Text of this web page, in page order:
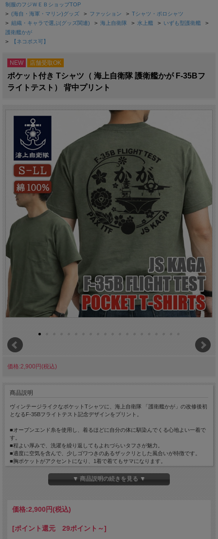
制服のフジＷＥＢショップTOP
> (海自・海軍・マリン)グッズ > ファッション > Tシャツ・ポロシャツ
> 組織・キャラで選ぶ(グッズ関連) > 海上自衛隊 > 水上艦 > いずも型護衛艦 >
護衛艦かが
> 【ネコポス可】
NEW 店舗受取OK
ポケット付き Tシャツ（ 海上自衛隊 護衛艦かが F-35Bフ
ライトテスト） 背中プリント
価格:2,900円(税込)
商品説明
ヴィンテージライクなポケットTシャツに、海上自衛隊 「護衛艦かが」の改修後初
となるF-35Bフライトテスト記念デザインをプリント。
■オープンエンド糸を使用し、着るほどに自分の体に馴染んでくる心地よい一着で
す。
■程よい厚みで、洗濯を繰り返してもよれづらいタフさが魅力。
■適度に空気を含んで、少しゴワつきのあるザックリとした風合いが特徴です。
■胸ポケットがアクセントになり、1着で着てもサマになります。
＜カラー＞
オリーブグリーン
＜素材＞
綿100%(6.2ozヘビーウェイトTシャツ)
S：身丈65・身幅47.5・肩幅43・袖丈18.5
▼ 商品説明の続きを見る ▼
価格:2,900円(税込)
[ポイント還元 29ポイント～]